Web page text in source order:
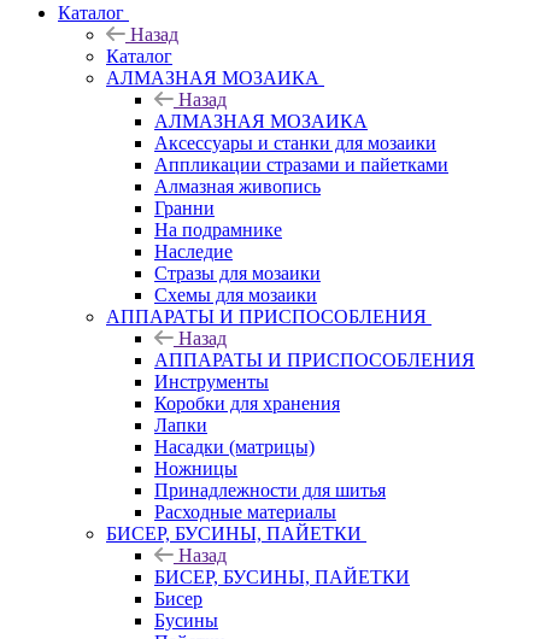
Каталог
Назад
Каталог
АЛМАЗНАЯ МОЗАИКА
Назад
АЛМАЗНАЯ МОЗАИКА
Аксессуары и станки для мозаики
Аппликации стразами и пайетками
Алмазная живопись
Гранни
На подрамнике
Наследие
Стразы для мозаики
Схемы для мозаики
АППАРАТЫ И ПРИСПОСОБЛЕНИЯ
Назад
АППАРАТЫ И ПРИСПОСОБЛЕНИЯ
Инструменты
Коробки для хранения
Лапки
Насадки (матрицы)
Ножницы
Принадлежности для шитья
Расходные материалы
БИСЕР, БУСИНЫ, ПАЙЕТКИ
Назад
БИСЕР, БУСИНЫ, ПАЙЕТКИ
Бисер
Бусины